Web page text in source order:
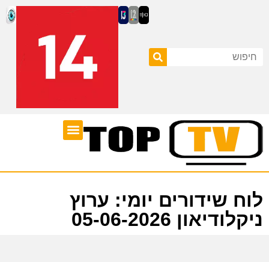
לוח שידורים יומי: ערוץ
ניקלודיאון 05-06-2026